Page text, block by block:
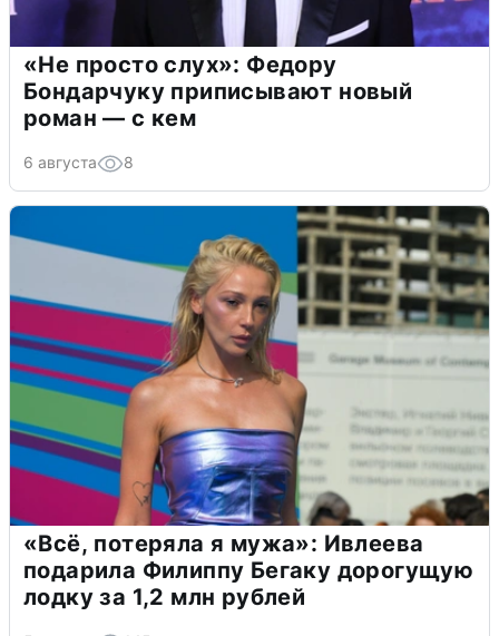
«Не просто слух»: Федору
Бондарчуку приписывают новый
роман — с кем
6 августа 8
«Всё, потеряла я мужа»: Ивлеева
подарила Филиппу Бегаку дорогущую
лодку за 1,2 млн рублей